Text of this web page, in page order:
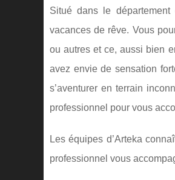
Situé dans le
vacances de rêve. Vous
ou autres et ce, aussi bien
avez envie de sensation
s’aventurer en terrain
professionnel pour vous
Les équipes d’Arteka
professionnel vous